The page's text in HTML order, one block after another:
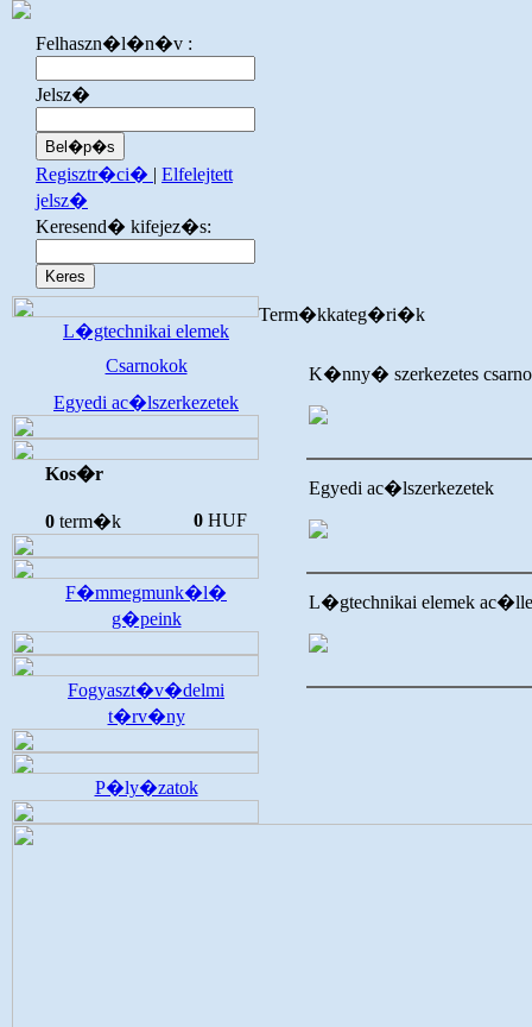
Felhaszn�l�n�v :
Jelsz�
Regisztr�ci� | Elfelejtett
jelsz�
Keresend� kifejez�s:
L�gtechnikai elemek
Csarnokok
Egyedi ac�lszerkezetek
Kos�r
0 term�k 0 HUF
F�mmegmunk�l�
g�peink
Fogyaszt�v�delmi
t�rv�ny
P�ly�zatok
Term�kkateg�ri�k
K�nny� szerkezetes
Egyedi ac�lszerkezetek
L�gtechnikai elemek